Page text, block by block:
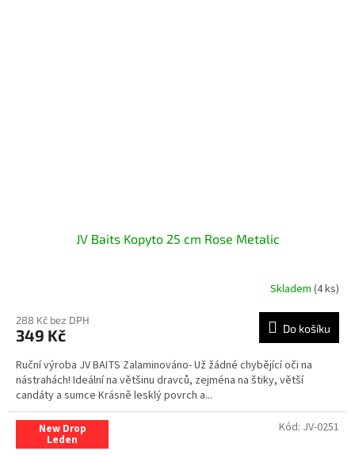
JV Baits Kopyto 25 cm Rose Metalic
Skladem (4 ks)
288 Kč bez DPH
349 Kč Do košíku
Ruční výroba JV BAITS Zalaminováno- Už žádné chybějící oči na
nástrahách! Ideální na většinu dravců, zejména na štiky, větší
candáty a sumce Krásně lesklý povrch a...
New Drop
Leden
Kód: JV-0251